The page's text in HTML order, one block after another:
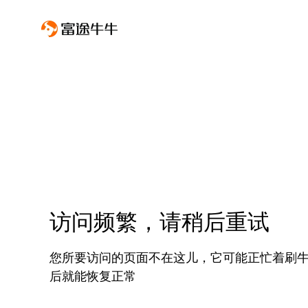
访问频繁，请稍后重试
您所要访问的页面不在这儿，它可能正忙着刷
后就能恢复正常